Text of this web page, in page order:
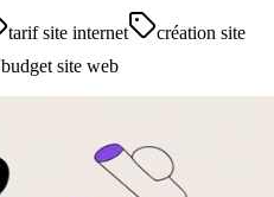
tarif site internet
création site
budget site web